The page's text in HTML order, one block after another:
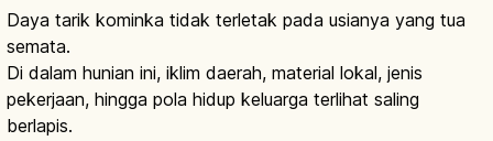
Daya tarik kominka tidak terletak pada usianya yang tua
semata.
Di dalam hunian ini, iklim daerah, material lokal, jenis
pekerjaan, hingga pola hidup keluarga terlihat saling
berlapis.